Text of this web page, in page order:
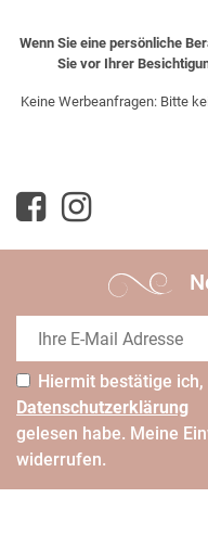
Wenn Sie eine persönliche
Sie vor Ihrer
Keine Werbeanfragen: Bitte
Hiermit bestätige ich,
Daten­schutz­erklärung
gelesen habe. Meine
widerrufen.